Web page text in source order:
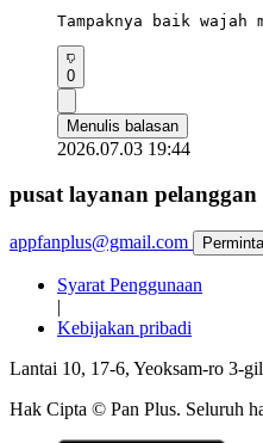
Tampaknya baik
0
Menulis balasan
2026.07.03 19:44
pusat layanan pelanggan
appfanplus@gmail.com
Syarat Penggunaan
|
Kebijakan pribadi
Lantai 10, 17-6, Yeoksam-ro 3-
Hak Cipta © Pan Plus. Seluruh